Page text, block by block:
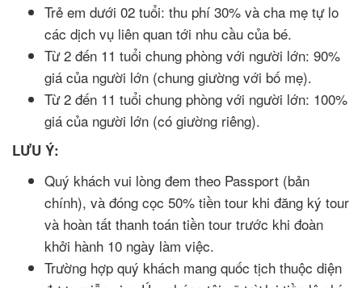
Trẻ em dưới 02 tuổi: thu phí 30% và cha mẹ tự lo
các dịch vụ liên quan tới nhu cầu của bé.
Từ 2 đến 11 tuổi chung phòng với người lớn: 90%
giá của người lớn (chung giường với bố mẹ).
Từ 2 đến 11 tuổi chung phòng với người lớn: 100%
giá của người lớn (có giường riêng).
LƯU Ý:
Quý khách vui lòng đem theo Passport (bản
chính), và đóng cọc 50% tiền tour khi đăng ký tour
và hoàn tất thanh toán tiền tour trước khi đoàn
khởi hành 10 ngày làm việc.
Trường hợp quý khách mang quốc tịch thuộc diện